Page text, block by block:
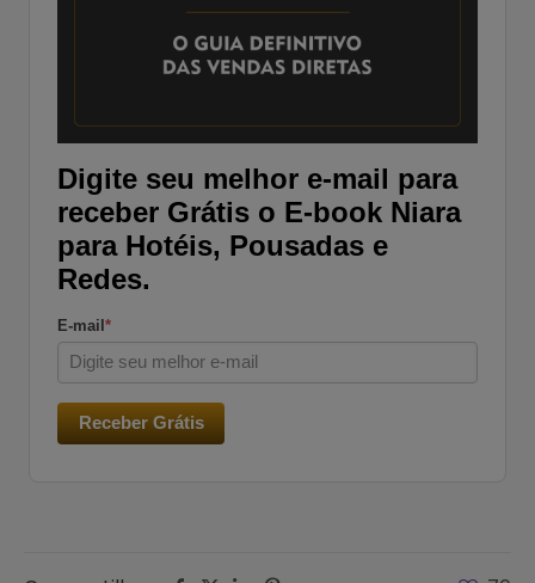
Digite seu melhor e-mail para
receber Grátis o E-book Niara
para Hotéis, Pousadas e
Redes.
E-mail*
Receber Grátis